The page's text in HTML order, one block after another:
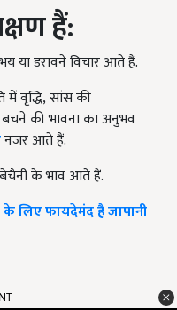
हैं:
भय या डरावने विचार आते हैं.
में वृद्धि,सांस की
की भावना का अनुभव
नजर आते हैं.
के भाव आते हैं.
लिए फायदेमंद है जापानी